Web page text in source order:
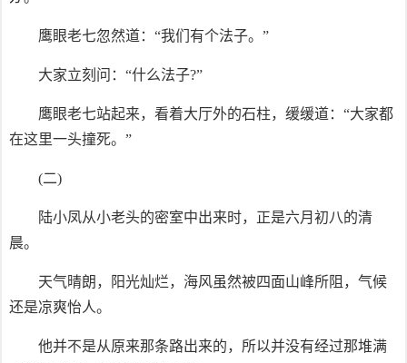
鹰眼老七忽然道：“我们有个法子。”
大家立刻问：“什么法子?”
鹰眼老七站起来，看着大厅外的石柱，缓缓道：“大家都
在这里一头撞死。”
(二)
陆小凤从小老头的密室中出来时，正是六月初八的清
晨。
天气晴朗，阳光灿烂，海风虽然被四面山峰所阻，气候
还是凉爽怡人。
他并不是从原来那条路出来的，所以并没有经过那堆满